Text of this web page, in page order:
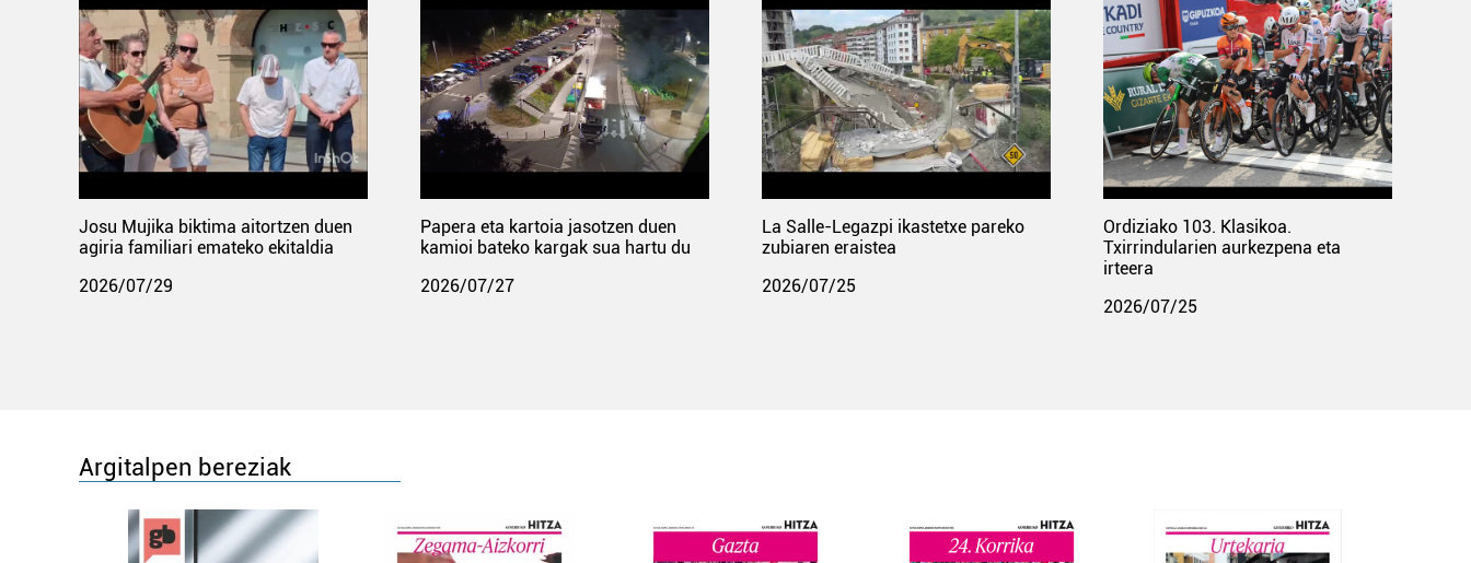
Josu Mujika biktima aitortzen duen
agiria familiari emateko ekitaldia
2026/07/29
Papera eta kartoia jasotzen duen
kamioi bateko kargak sua hartu du
2026/07/27
La Salle-Legazpi ikastetxe pareko
zubiaren eraistea
2026/07/25
Ordiziako 103. Klasikoa.
Txirrindularien aurkezpena eta
irteera
2026/07/25
Argitalpen bereziak